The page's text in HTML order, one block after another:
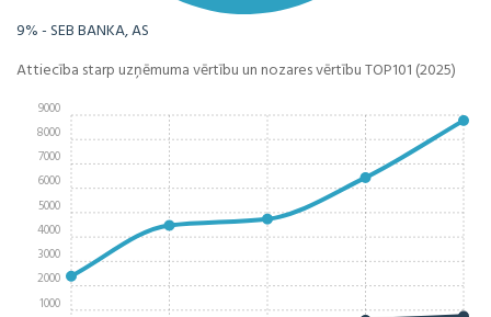
9% - SEB BANKA, AS
Attiecība starp uzņēmuma vērtību un nozares vērtību TOP101 (2025)
1000
2000
3000
4000
5000
6000
7000
8000
9000